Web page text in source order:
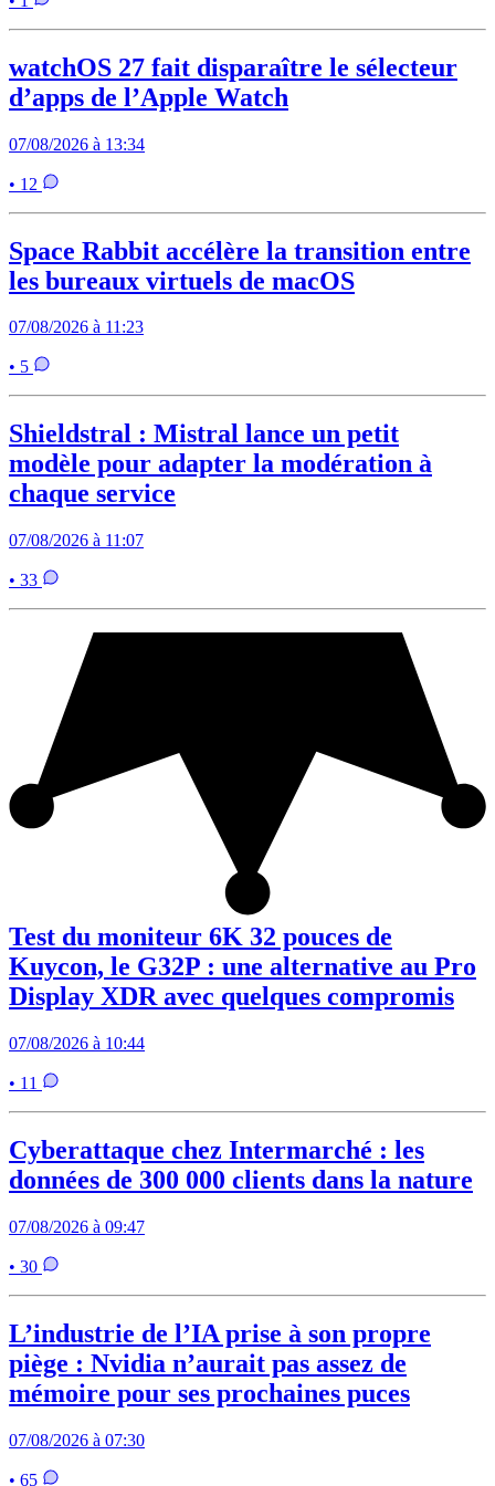
watchOS 27 fait disparaître le sélecteur
d’apps de l’Apple Watch
07/08/2026 à 13:34
• 12
Space Rabbit accélère la transition entre
les bureaux virtuels de macOS
07/08/2026 à 11:23
• 5
Shieldstral : Mistral lance un petit
modèle pour adapter la modération à
chaque service
07/08/2026 à 11:07
• 33
Test du moniteur 6K 32 pouces de
Kuycon, le G32P : une alternative au Pro
Display XDR avec quelques compromis
07/08/2026 à 10:44
• 11
Cyberattaque chez Intermarché : les
données de 300 000 clients dans la nature
07/08/2026 à 09:47
• 30
L’industrie de l’IA prise à son propre
piège : Nvidia n’aurait pas assez de
mémoire pour ses prochaines puces
07/08/2026 à 07:30
• 65